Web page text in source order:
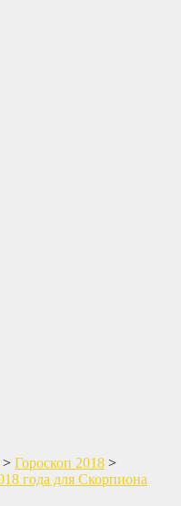
> Гороскоп 2018 >
года для Скорпиона